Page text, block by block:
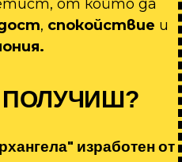
от който да
, спокойствие и
изработен от